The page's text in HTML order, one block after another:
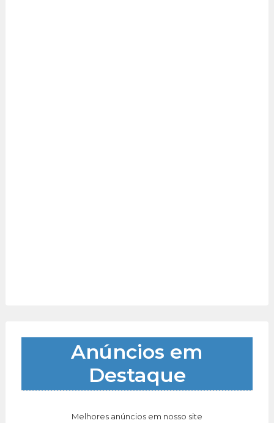
Anúncios em
Destaque
Melhores anúncios em nosso site